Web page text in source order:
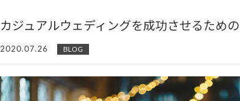
カジュアルウェディングを成功させるため
2020.07.26 BLOG